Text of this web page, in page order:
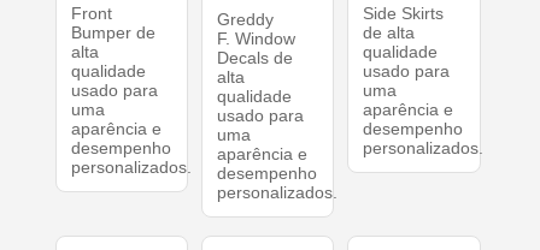
Front
Bumper de
alta
qualidade
usado para
uma
aparência e
desempenho
personalizados.
Greddy
F. Window
Decals de
alta
qualidade
usado para
uma
aparência e
desempenho
personalizados.
Side Skirts
de alta
qualidade
usado para
uma
aparência e
desempenho
personalizados.